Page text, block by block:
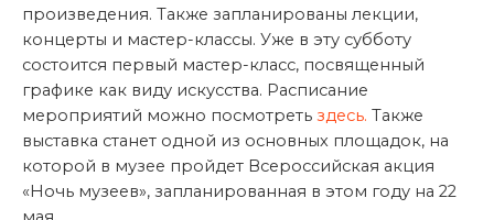
произведения. Также запланированы лекции,
концерты и мастер-классы. Уже в эту субботу
состоится первый мастер-класс, посвященный
графике как виду искусства. Расписание
мероприятий можно посмотреть здесь. Также
выставка станет одной из основных площадок, на
которой в музее пройдет Всероссийская акция
«Ночь музеев», запланированная в этом году на 22